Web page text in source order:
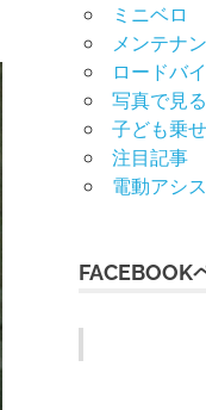
ミニベロ
メンテナ
ロードバ
写真で見る
子ども乗
注目記事
電動アシ
FACEBOOK